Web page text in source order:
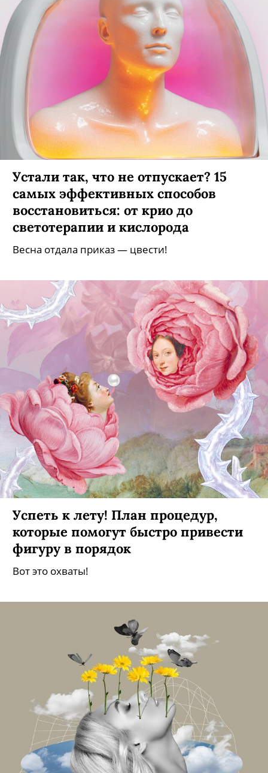
Устали так, что не отпускает? 15
самых эффективных способов
восстановиться: от крио до
светотерапии и кислорода
Весна отдала приказ — цвести!
Успеть к лету! План процедур,
которые помогут быстро привести
фигуру в порядок
Вот это охваты!